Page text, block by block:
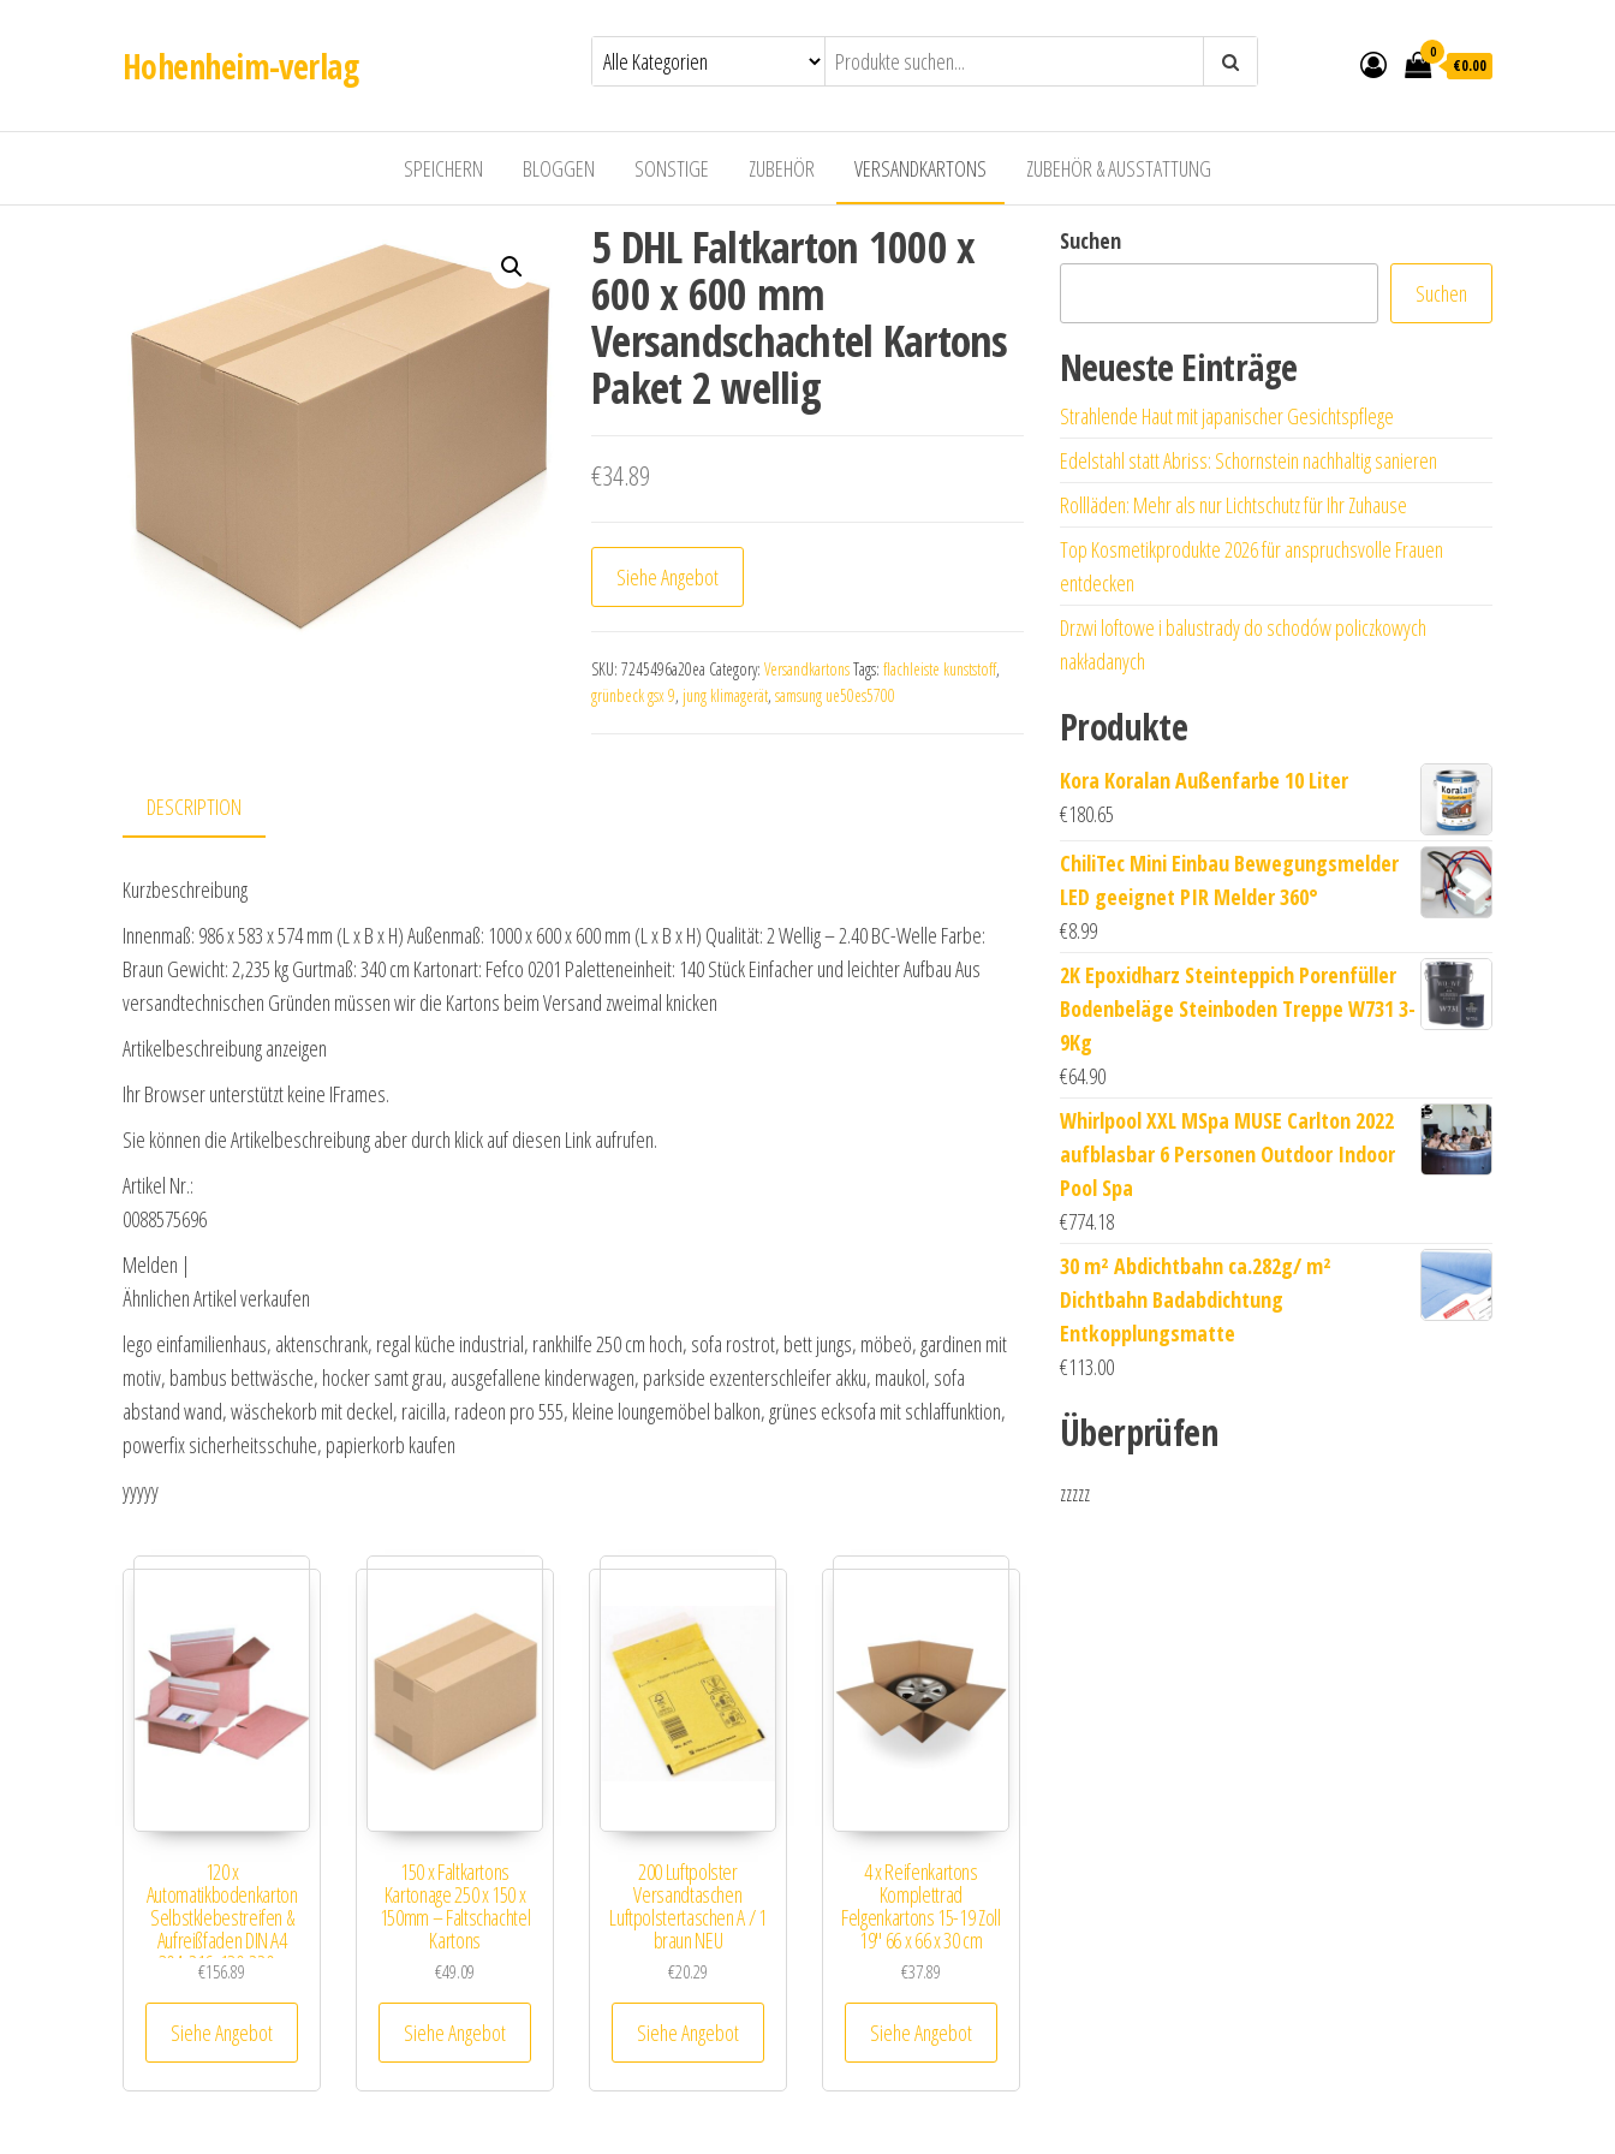
Hohenheim-verlag 0
€0.00
SPEICHERN BLOGGEN SONSTIGE ZUBEHÖR VERSANDKARTONS ZUBEHÖR & AUSSTATTUNG
5 DHL Faltkarton 1000 x
600 x 600 mm
Versandschachtel Kartons
Paket 2 wellig
€34.89
Siehe Angebot
SKU: 7245496a20ea Category: VersandkartonsTags: flachleiste kunststoff,
grünbeck gsx 9, jung klimagerät, samsung ue50es5700
DESCRIPTION
Kurzbeschreibung
Innenmaß: 986 x 583 x 574 mm (L x B x H) Außenmaß: 1000 x 600 x 600 mm (L x B x H) Qualität: 2 Wellig – 2.40 BC-Welle Farbe:
Braun Gewicht: 2,235 kg Gurtmaß: 340 cm Kartonart: Fefco 0201 Paletteneinheit: 140 Stück Einfacher und leichter Aufbau Aus
versandtechnischen Gründen müssen wir die Kartons beim Versand zweimal knicken
Artikelbeschreibung anzeigen
Ihr Browser unterstützt keine IFrames.
Sie können die Artikelbeschreibung aber durch klick auf diesen Link aufrufen.
Artikel Nr.:
0088575696
Melden |
Ähnlichen Artikel verkaufen
lego einfamilienhaus, aktenschrank, regal küche industrial, rankhilfe 250 cm hoch, sofa rostrot, bett jungs, möbeö, gardinen mit
motiv, bambus bettwäsche, hocker samt grau, ausgefallene kinderwagen, parkside exzenterschleifer akku, maukol, sofa
abstand wand, wäschekorb mit deckel, raicilla, radeon pro 555, kleine loungemöbel balkon, grünes ecksofa mit schlaffunktion,
powerfix sicherheitsschuhe, papierkorb kaufen
yyyyy
120 x
Automatikbodenkarton
Selbstklebestreifen &
Aufreißfaden DIN A4
304x216x130-220m
€156.89
Siehe Angebot
150 x Faltkartons
Kartonage 250 x 150 x
150mm – Faltschachtel
Kartons
€49.09
Siehe Angebot
200 Luftpolster
Versandtaschen
Luftpolstertaschen A / 1
braun NEU
€20.29
Siehe Angebot
4 x Reifenkartons
Komplettrad
Felgenkartons 15-19 Zoll
19″ 66 x 66 x 30 cm
€37.89
Siehe Angebot
Suchen
Suchen
Neueste Einträge
Strahlende Haut mit japanischer Gesichtspflege
Edelstahl statt Abriss: Schornstein nachhaltig sanieren
Rollläden: Mehr als nur Lichtschutz für Ihr Zuhause
Top Kosmetikprodukte 2026 für anspruchsvolle Frauen
entdecken
Drzwi loftowe i balustrady do schodów policzkowych
nakładanych
Produkte
Kora Koralan Außenfarbe 10 Liter
€180.65
ChiliTec Mini Einbau Bewegungsmelder
LED geeignet PIR Melder 360°
€8.99
2K Epoxidharz Steinteppich Porenfüller
Bodenbeläge Steinboden Treppe W731 3-
9Kg
€64.90
Whirlpool XXL MSpa MUSE Carlton 2022
aufblasbar 6 Personen Outdoor Indoor
Pool Spa
€774.18
30 m² Abdichtbahn ca.282g/ m²
Dichtbahn Badabdichtung
Entkopplungsmatte
€113.00
Überprüfen
zzzzz